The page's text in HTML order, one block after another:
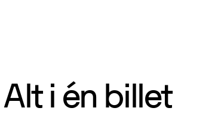
Alt i én billet